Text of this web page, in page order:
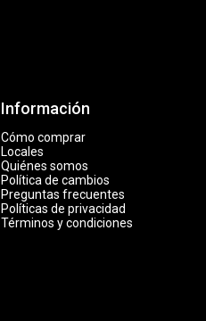
Información
Cómo comprar
Locales
Quiénes somos
Política de cambios
Preguntas frecuentes
Políticas de privacidad
Términos y condiciones